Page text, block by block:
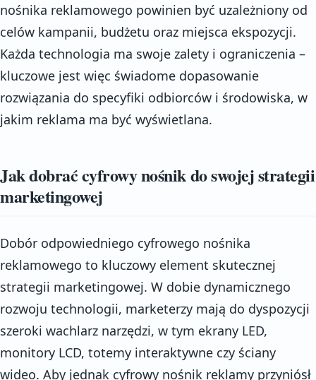
nośnika reklamowego powinien być uzależniony od
celów kampanii, budżetu oraz miejsca ekspozycji.
Każda technologia ma swoje zalety i ograniczenia –
kluczowe jest więc świadome dopasowanie
rozwiązania do specyfiki odbiorców i środowiska, w
jakim reklama ma być wyświetlana.
Jak dobrać cyfrowy nośnik do swojej strategii
marketingowej
Dobór odpowiedniego cyfrowego nośnika
reklamowego to kluczowy element skutecznej
strategii marketingowej. W dobie dynamicznego
rozwoju technologii, marketerzy mają do dyspozycji
szeroki wachlarz narzędzi, w tym ekrany LED,
monitory LCD, totemy interaktywne czy ściany
wideo. Aby jednak cyfrowy nośnik reklamy przyniósł